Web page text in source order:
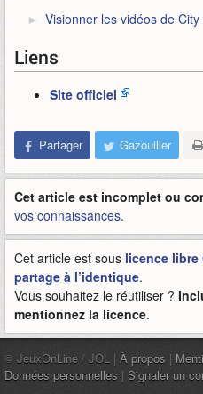
Visionner les vidéos de
Liens
Site officiel
Partager Gazouiller
Cet article est incomplet ou
vos connaissances.
Cet article est sous licence libre
partage à l’identique.
Vous souhaitez le réutiliser ?
mentionnez la licence.
© JeuxOnLine / JOL | À propos |
Données personnelles | Signaler un